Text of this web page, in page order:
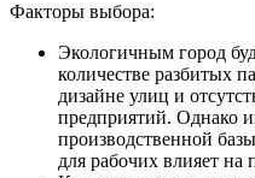
Факторы выбора:
Экологичным город
количестве разбитых
дизайне улиц и
предприятий. Однако
производственной
для рабочих влияет на